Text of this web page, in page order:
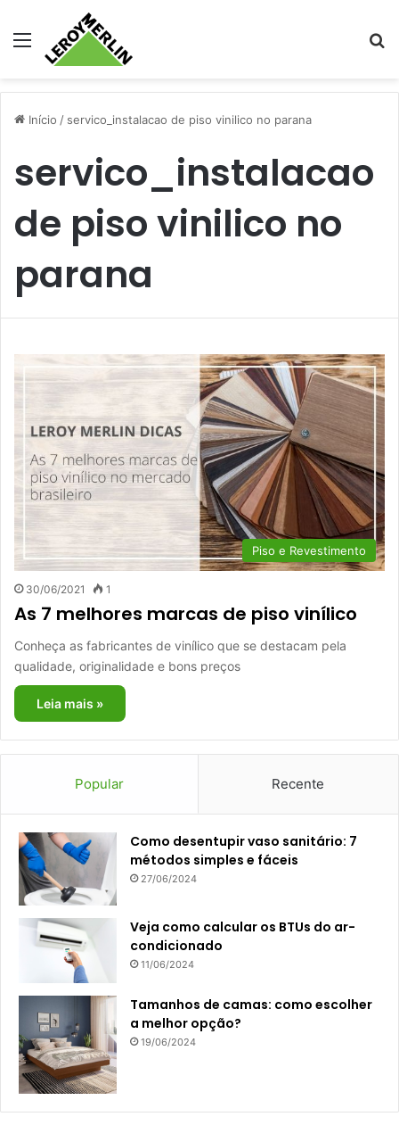
Menu
Início / servico_instalacao de piso vinilico no parana
servico_instalacao
de piso vinilico no
parana
Piso e Revestimento
30/06/2021 1
As 7 melhores marcas de piso vinílico
Conheça as fabricantes de vinílico que se destacam pela
qualidade, originalidade e bons preços
Leia mais »
Popular Recente
Como desentupir vaso sanitário: 7
métodos simples e fáceis
27/06/2024
Veja como calcular os BTUs do ar-
condicionado
11/06/2024
Tamanhos de camas: como escolher
a melhor opção?
19/06/2024